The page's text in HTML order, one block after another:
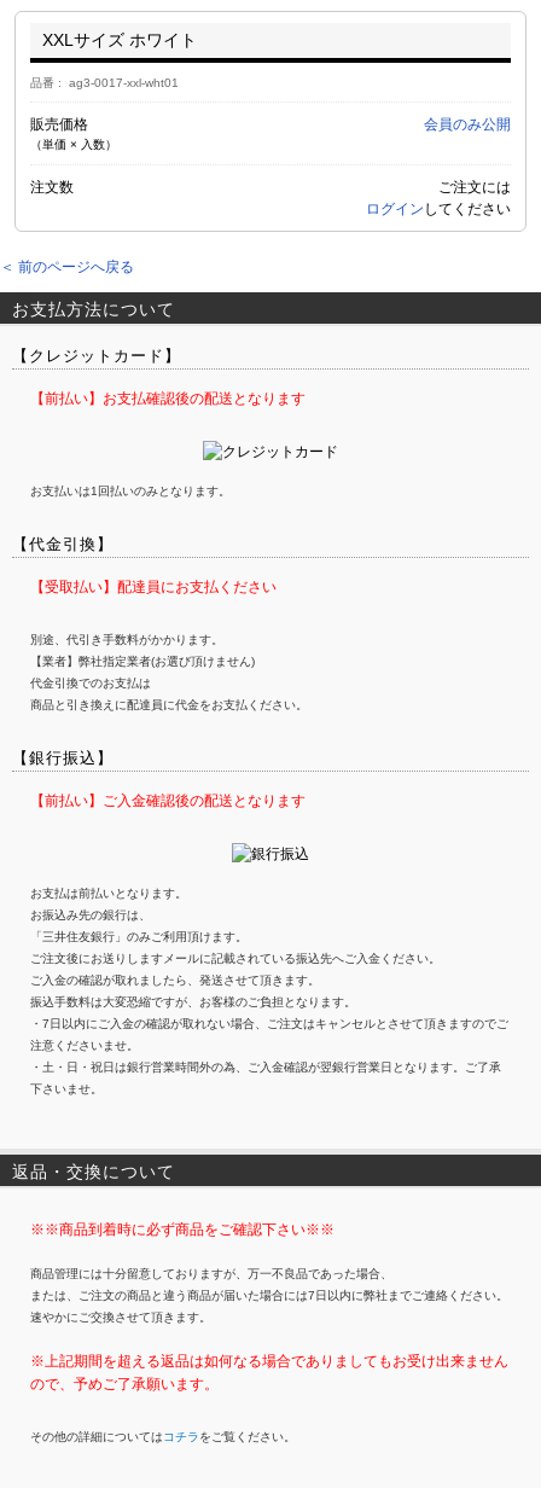
XXLサイズ ホワイト
品番 ag3-0017-xxl-wht01
販売価格
（単価 × 入数）
会員のみ公開
注文数
ご注文には
ログイン してください
＜ 前のページへ戻る
お支払方法について
【クレジットカード】
【前払い】お支払確認後の配送となります
お支払いは1回払いのみとなります。
【代金引換】
【受取払い】配達員にお支払ください
別途、代引き手数料がかかります。
【業者】弊社指定業者(お選び頂けません)
代金引換でのお支払は
商品と引き換えに配達員に代金をお支払ください。
【銀行振込】
【前払い】ご入金確認後の配送となります
お支払は前払いとなります。
お振込み先の銀行は、
「三井住友銀行」のみご利用頂けます。
ご注文後にお送りしますメールに記載されている振込先へご入金ください。
ご入金の確認が取れましたら、発送させて頂きます。
振込手数料は大変恐縮ですが、お客様のご負担となります。
・7日以内にご入金の確認が取れない場合、ご注文はキャンセルとさせて頂きますのでご
注意くださいませ。
・土・日・祝日は銀行営業時間外の為、ご入金確認が翌銀行営業日となります。ご了承
下さいませ。
返品・交換について
※※商品到着時に必ず商品をご確認下さい※※
商品管理には十分留意しておりますが、万一不良品であった場合、
または、ご注文の商品と違う商品が届いた場合には7日以内に弊社までご連絡ください。
速やかにご交換させて頂きます。
※上記期間を超える返品は如何なる場合でありましてもお受け出来ません
ので、予めご了承願います。
その他の詳細についてはコチラをご覧ください。